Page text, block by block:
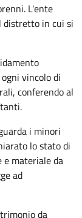
L'ente
distretto in cui si
vincolo di
conferendo al
i minori
lo stato di
e materiale da
ad
da